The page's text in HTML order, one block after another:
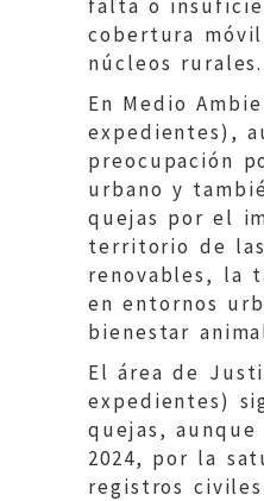
falta o
cobertura
núcleos rurales.
En Medio
expedientes),
preocupación
urbano y
quejas por el
territorio de
renovables, la
en entornos
bienestar
El área de
expedientes)
quejas, aunque
2024, por la
registros